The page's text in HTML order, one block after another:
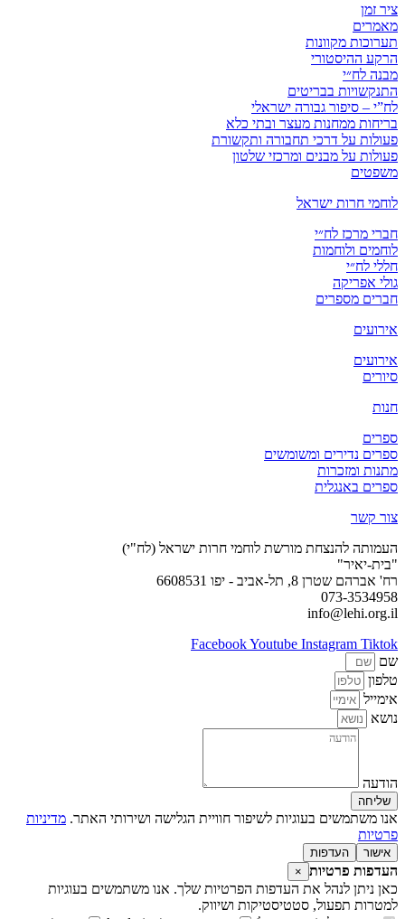
ציר זמן
מאמרים
תערוכות מקוונות
הרקע ההיסטורי
מבנה לח״י
התנקשויות בבריטים
לח”י – סיפור גבורה ישראלי
בריחות ממחנות מעצר ובתי כלא
פעולות על דרכי תחבורה ותקשורת
פעולות על מבנים ומרכזי שלטון
משפטים
לוחמי חרות ישראל
חברי מרכז לח״י
לוחמים ולוחמות
חללי לח״י
גולי אפריקה
חברים מספרים
אירועים
אירועים
סיורים
חנות
ספרים
ספרים נדירים ומשומשים
מתנות ומזכרות
ספרים באנגלית
צור קשר
העמותה להנצחת מורשת לוחמי חרות ישראל (לח"י)
"בית-יאיר"
רח' אברהם שטרן 8, תל-אביב - יפו 6608531
073-3534958
info@lehi.org.il
FacebookYoutube Instagram Tiktok
שם
טלפון
אימייל
נושא
הודעה
שליחה
אנו משתמשים בעוגיות לשיפור חוויית הגלישה ושירותי האתר. מדיניות
פרטיות
אישור העדפות
העדפות פרטיות ×
כאן ניתן לנהל את העדפות הפרטיות שלך. אנו משתמשים בעוגיות
למטרות תפעול, סטטיסטיקות ושיווק.